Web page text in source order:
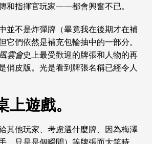
和指揮官玩家——都會興奮不已。
並不是炸彈牌（畢竟我在後期才在補
它們依然是補充包輪抽中的一部分。
雲會史上最受歡迎的牌張和人物的再
俏皮版。光是看到牌張名稱已經令人
上遊戲。
其他玩家、考慮選什麼牌、因為梅澤